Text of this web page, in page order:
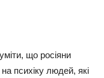
що росіяни
психіку людей, які